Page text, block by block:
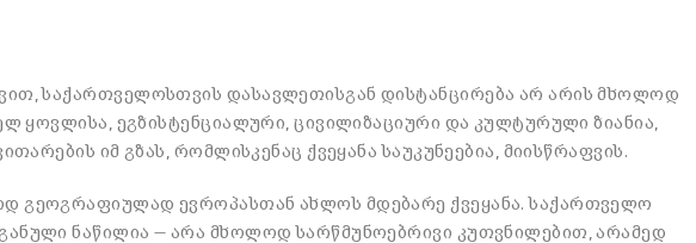
საქართველოსთვის დასავლეთისგან დისტანცირება არ არის მხოლოდ
ყოვლისა, ეგზისტენციალური, ცივილიზაციური და კულტურული ზიანია,
იმ გზას, რომლისკენაც ქვეყანა საუკუნეებია, მიისწრაფვის.
გეოგრაფიულად ევროპასთან ახლოს მდებარე ქვეყანა. საქართველო
ნაწილია — არა მხოლოდ სარწმუნოებრივი კუთვნილებით, არამედ